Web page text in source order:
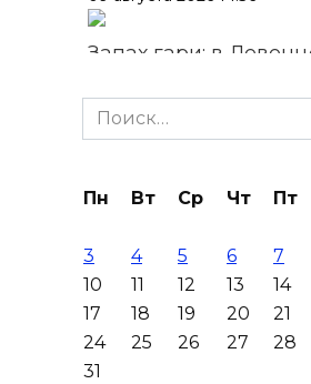
Запах гари: в
09 августа 2026 14:21
250 «квадратах»
09 августа 2026 13:56
Парк не построю:
Василенко не
становиться
Search
for:
Пн Вт Ср Чт Пт
3
4 5 6 7
10
11 12 13 14
17
18 19 20 21
24
25 26 27 28
31